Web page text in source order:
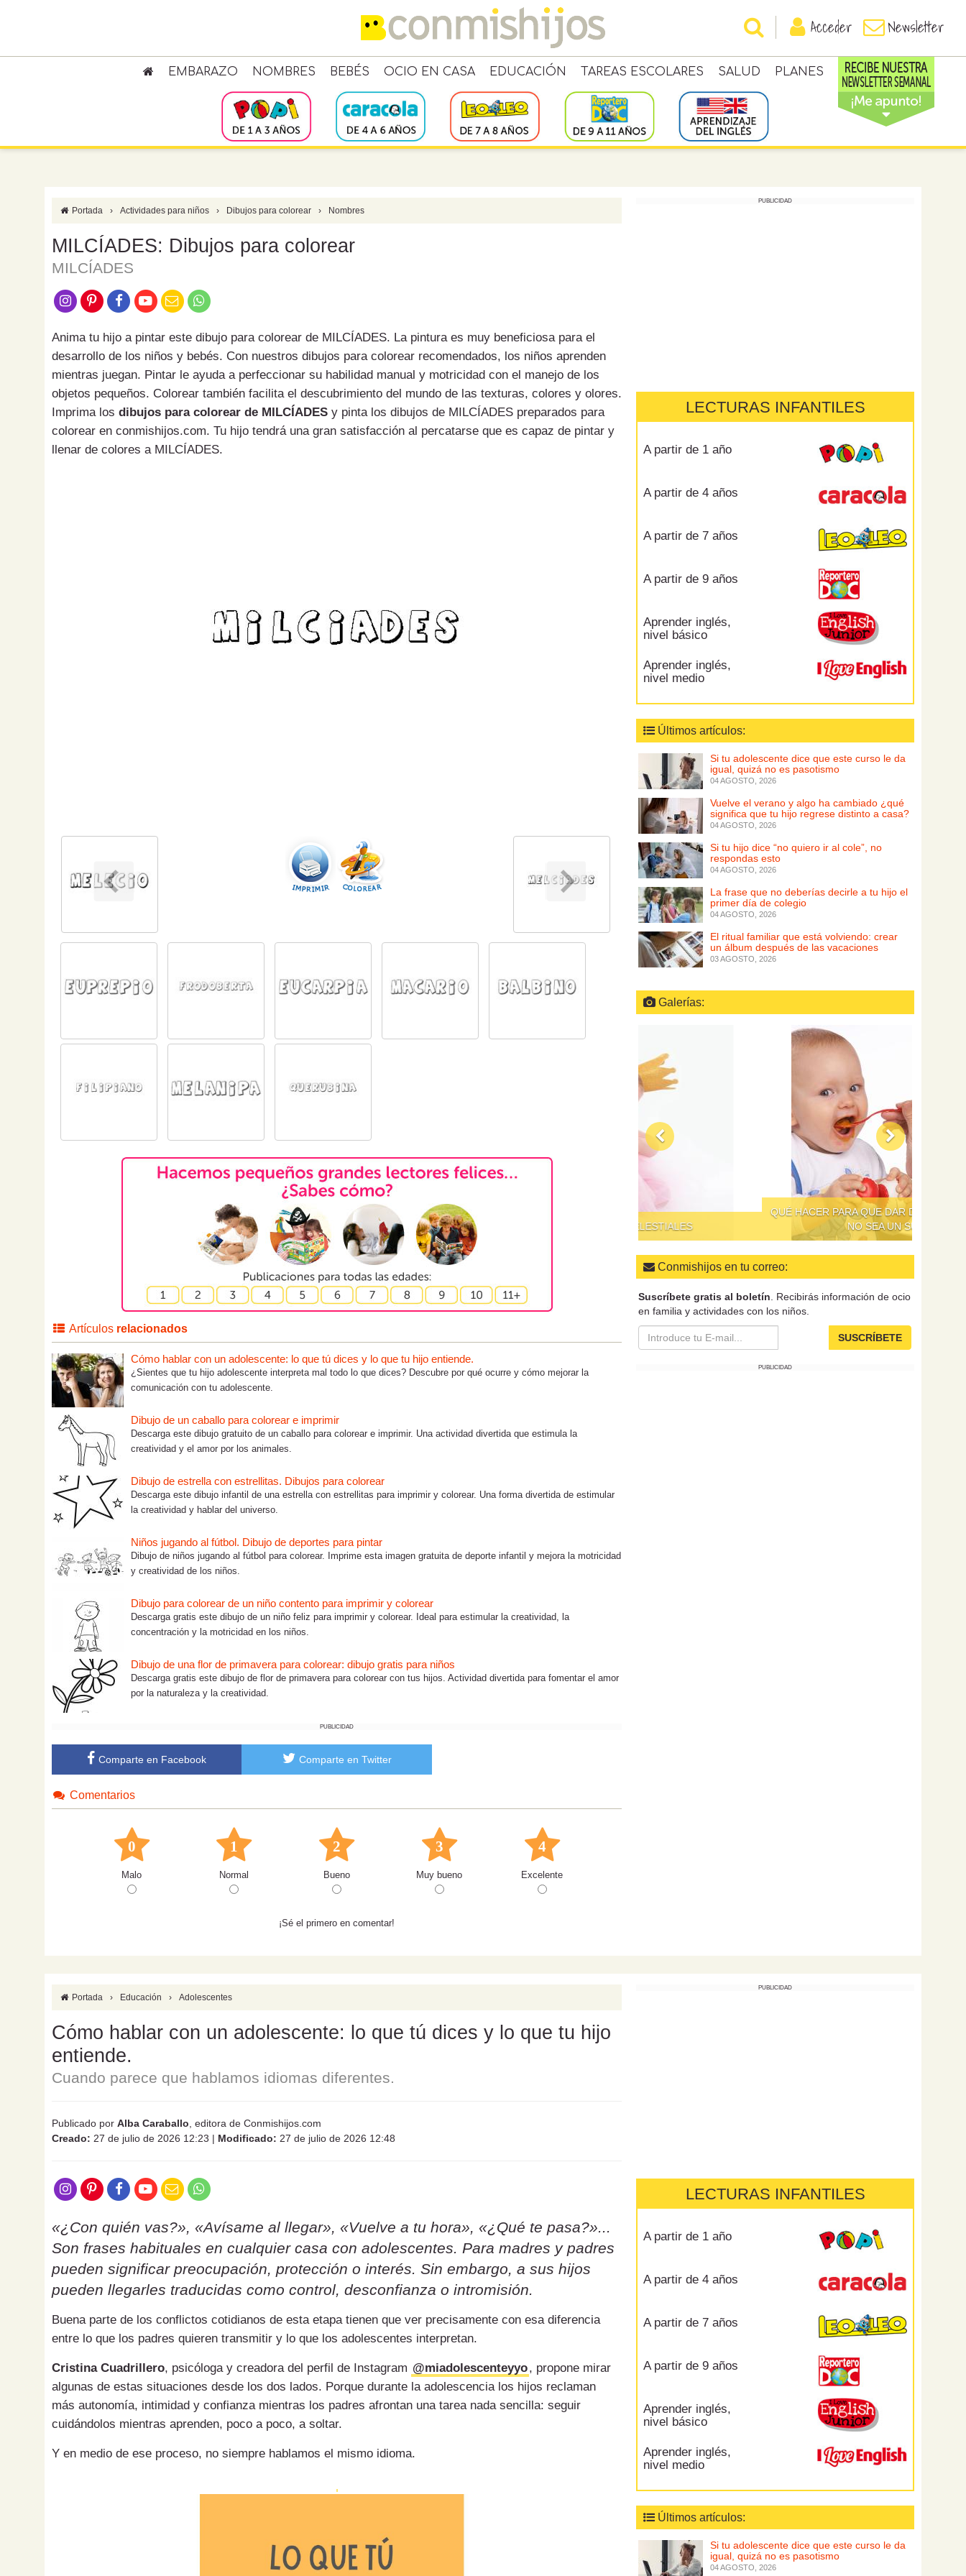
Acceder Newsletter
EMBARAZO NOMBRES BEBÉS OCIO EN CASA EDUCACIÓN TAREAS ESCOLARES SALUD PLANES
Portada › Actividades para niños › Dibujos para colorear › Nombres
MILCÍADES: Dibujos para colorear
MILCÍADES
Anima tu hijo a pintar este dibujo para colorear de MILCÍADES. La pintura es muy beneficiosa para el
desarrollo de los niños y bebés. Con nuestros dibujos para colorear recomendados, los niños aprenden
mientras juegan. Pintar le ayuda a perfeccionar su habilidad manual y motricidad con el manejo de los
objetos pequeños. Colorear también facilita el descubrimiento del mundo de las texturas, colores y olores.
Imprima los dibujos para colorear de MILCÍADES y pinta los dibujos de MILCÍADES preparados para
colorear en conmishijos.com. Tu hijo tendrá una gran satisfacción al percatarse que es capaz de pintar y
llenar de colores a MILCÍADES.
Artículos relacionados
Cómo hablar con un adolescente: lo que tú dices y lo que tu hijo entiende.
¿Sientes que tu hijo adolescente interpreta mal todo lo que dices? Descubre por qué ocurre y cómo mejorar la
comunicación con tu adolescente.
Dibujo de un caballo para colorear e imprimir
Descarga este dibujo gratuito de un caballo para colorear e imprimir. Una actividad divertida que estimula la
creatividad y el amor por los animales.
Dibujo de estrella con estrellitas. Dibujos para colorear
Descarga este dibujo infantil de una estrella con estrellitas para imprimir y colorear. Una forma divertida de estimular
la creatividad y hablar del universo.
Niños jugando al fútbol. Dibujo de deportes para pintar
Dibujo de niños jugando al fútbol para colorear. Imprime esta imagen gratuita de deporte infantil y mejora la motricidad
y creatividad de los niños.
Dibujo para colorear de un niño contento para imprimir y colorear
Descarga gratis este dibujo de un niño feliz para imprimir y colorear. Ideal para estimular la creatividad, la
concentración y la motricidad en los niños.
Dibujo de una flor de primavera para colorear: dibujo gratis para niños
Descarga gratis este dibujo de flor de primavera para colorear con tus hijos. Actividad divertida para fomentar el amor
por la naturaleza y la creatividad.
PUBLICIDAD
Comparte en Facebook Comparte en Twitter
Comentarios
0
Malo
1
Normal
2
Bueno
3
Muy bueno
4
Excelente
¡Sé el primero en comentar!
PUBLICIDAD
LECTURAS INFANTILES
A partir de 1 año
A partir de 4 años
A partir de 7 años
A partir de 9 años
Aprender inglés,
nivel básico
Aprender inglés,
nivel medio
Últimos artículos:
Si tu adolescente dice que este curso le da
igual, quizá no es pasotismo
04 AGOSTO, 2026
Vuelve el verano y algo ha cambiado ¿qué
significa que tu hijo regrese distinto a casa?
04 AGOSTO, 2026
Si tu hijo dice “no quiero ir al cole”, no
respondas esto
04 AGOSTO, 2026
La frase que no deberías decirle a tu hijo el
primer día de colegio
04 AGOSTO, 2026
El ritual familiar que está volviendo: crear
un álbum después de las vacaciones
03 AGOSTO, 2026
Galerías:
QUÉ HACER PARA QUE DAR DE COMER A LOS NIÑOS
NO SEA UN SUPLICIO
Conmishijos en tu correo:
Suscríbete gratis al boletín . Recibirás información de ocio
en familia y actividades con los niños.
SUSCRÍBETE
PUBLICIDAD
Portada › Educación › Adolescentes
Cómo hablar con un adolescente: lo que tú dices y lo que tu hijo
entiende.
Cuando parece que hablamos idiomas diferentes.
Publicado por Alba Caraballo , editora de Conmishijos.com
Creado: 27 de julio de 2026 12:23 | Modificado: 27 de julio de 2026 12:48
«¿Con quién vas?», «Avísame al llegar», «Vuelve a tu hora», «¿Qué te pasa?»...
Son frases habituales en cualquier casa con adolescentes. Para madres y padres
pueden significar preocupación, protección o interés. Sin embargo, a sus hijos
pueden llegarles traducidas como control, desconfianza o intromisión.
Buena parte de los conflictos cotidianos de esta etapa tienen que ver precisamente con esa diferencia
entre lo que los padres quieren transmitir y lo que los adolescentes interpretan.
Cristina Cuadrillero, psicóloga y creadora del perfil de Instagram @miadolescenteyyo, propone mirar
algunas de estas situaciones desde los dos lados. Porque durante la adolescencia los hijos reclaman
más autonomía, intimidad y confianza mientras los padres afrontan una tarea nada sencilla: seguir
cuidándolos mientras aprenden, poco a poco, a soltar.
Y en medio de ese proceso, no siempre hablamos el mismo idioma.
PUBLICIDAD
LECTURAS INFANTILES
A partir de 1 año
A partir de 4 años
A partir de 7 años
A partir de 9 años
Aprender inglés,
nivel básico
Aprender inglés,
nivel medio
Últimos artículos:
Si tu adolescente dice que este curso le da
igual, quizá no es pasotismo
04 AGOSTO, 2026